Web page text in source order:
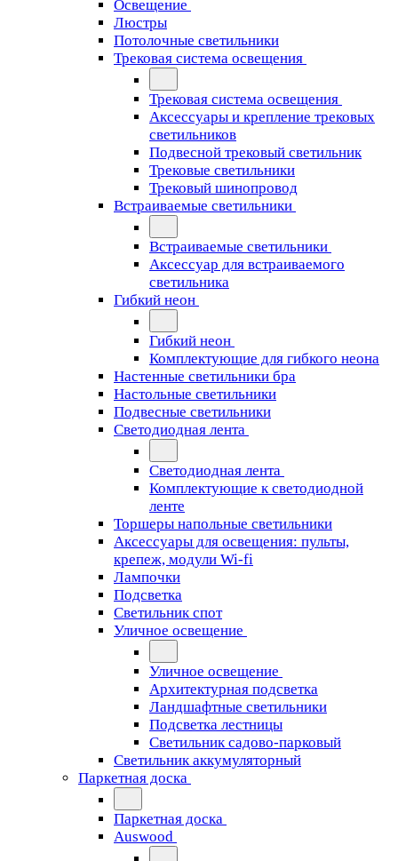
Освещение
Люстры
Потолочные светильники
Трековая система освещения
Трековая система освещения
Аксессуары и крепление трековых
светильников
Подвесной трековый светильник
Трековые светильники
Трековый шинопровод
Встраиваемые светильники
Встраиваемые светильники
Аксессуар для встраиваемого
светильника
Гибкий неон
Гибкий неон
Комплектующие для гибкого неона
Настенные светильники бра
Настольные светильники
Подвесные светильники
Светодиодная лента
Светодиодная лента
Комплектующие к светодиодной
ленте
Торшеры напольные светильники
Аксессуары для освещения: пульты,
крепеж, модули Wi-fi
Лампочки
Подсветка
Светильник спот
Уличное освещение
Уличное освещение
Архитектурная подсветка
Ландшафтные светильники
Подсветка лестницы
Светильник садово-парковый
Светильник аккумуляторный
Паркетная доска
Паркетная доска
Auswood